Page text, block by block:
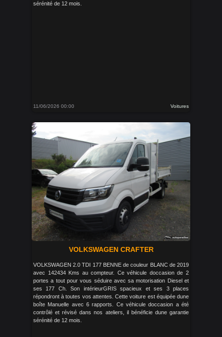
sérénité de 12 mois.
11/06/2026 00:00 Voitures
VOLKSWAGEN CRAFTER
VOLKSWAGEN 2.0 TDI 177 BENNE de couleur BLANC de 2019
avec 142434 Kms au compteur. Ce véhicule doccasion de 2
portes a tout pour vous séduire avec sa motorisation Diesel et
ses 177 Ch. Son intérieurGRIS spacieux et ses 3 places
répondront à toutes vos attentes. Cette voiture est équipée dune
boîte Manuelle avec 6 rapports. Ce véhicule doccasion a été
contrôlé et révisé dans nos ateliers, il bénéficie dune garantie
sérénité de 12 mois.